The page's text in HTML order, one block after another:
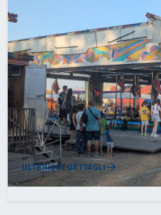
ULTERIORI DETTAGLI